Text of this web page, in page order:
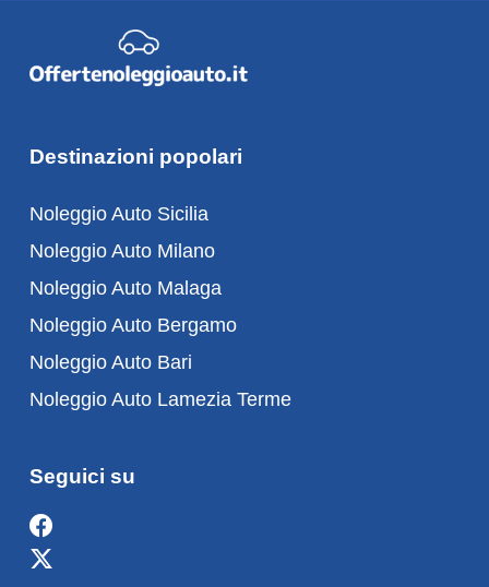
Destinazioni popolari
Noleggio Auto Sicilia
Noleggio Auto Milano
Noleggio Auto Malaga
Noleggio Auto Bergamo
Noleggio Auto Bari
Noleggio Auto Lamezia Terme
Seguici su